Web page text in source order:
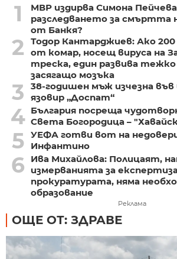
1
МВР издирва Симона
разследването за смъртта
от Банкя?
2
Тодор Кантарджиев: Ако 200
от комар, носещ вируса на
треска, един развива
засягащо мозъка
3
38-годишен мъж изчезна
язовир „Доспат“
4 България посреща
Света Богородица –
5 УЕФА готви вот на
Инфантино
6
Ива Михайлова: Полицаят,
измерванията за
прокуратурата, няма
образование
Реклама
ОЩЕ ОТ: ЗДРАВЕ